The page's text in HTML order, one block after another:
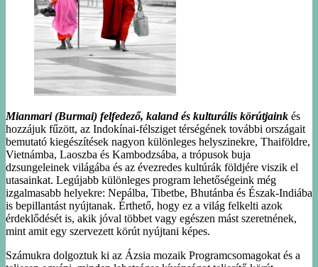
Mianmari (Burmai) felfedező, kaland és kulturális körútjaink és
hozzájuk fűzött, az Indokínai-félsziget térségének további országait
bemutató kiegészítések nagyon különleges helyszinekre, Thaiföldre,
Vietnámba, Laoszba és Kambodzsába, a trópusok buja
dzsungeleinek világába és az évezredes kultúrák földjére viszik el
utasainkat. Legújabb különleges program lehetőségeink még
izgalmasabb helyekre: Nepálba, Tibetbe, Bhutánba és Észak-Indiába
is bepillantást nyújtanak. Érthető, hogy ez a világ felkelti azok
érdeklődését is, akik jóval többet vagy egészen mást szeretnének,
mint amit egy szervezett körút nyújtani képes.
Számukra dolgoztuk ki az Ázsia mozaik Programcsomagokat és a